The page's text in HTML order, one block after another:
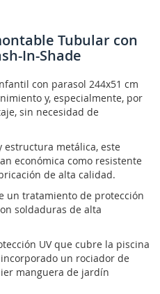
Tubular con
In-Shade
con parasol 244x51 cm
y, especialmente, por
sin necesidad de
estructura metálica, este
económica como resistente
de alta calidad.
un tratamiento de protección
soldaduras de alta
UV que cubre la piscina
un rociador de
manguera de jardín